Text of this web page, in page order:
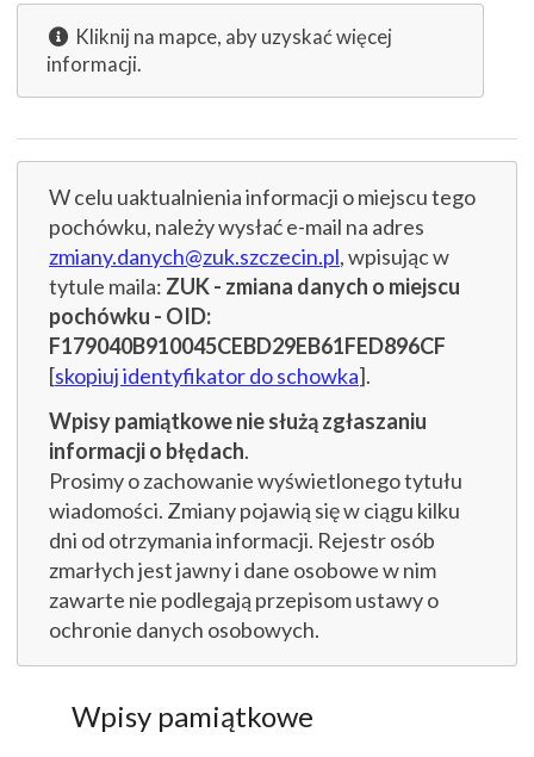
Kliknij na mapce, aby uzyskać więcej
informacji.
W celu uaktualnienia informacji o miejscu tego
pochówku, należy wysłać e-mail na adres
zmiany.danych@zuk.szczecin.pl, wpisując w
tytule maila: ZUK - zmiana danych o miejscu
pochówku - OID:
F179040B910045CEBD29EB61FED896CF
[skopiuj identyfikator do schowka].
Wpisy pamiątkowe nie służą zgłaszaniu
informacji o błędach.
Prosimy o zachowanie wyświetlonego tytułu
wiadomości. Zmiany pojawią się w ciągu kilku
dni od otrzymania informacji. Rejestr osób
zmarłych jest jawny i dane osobowe w nim
zawarte nie podlegają przepisom ustawy o
ochronie danych osobowych.
Wpisy pamiątkowe